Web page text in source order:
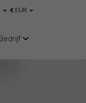
€ EUR
Bedrijf